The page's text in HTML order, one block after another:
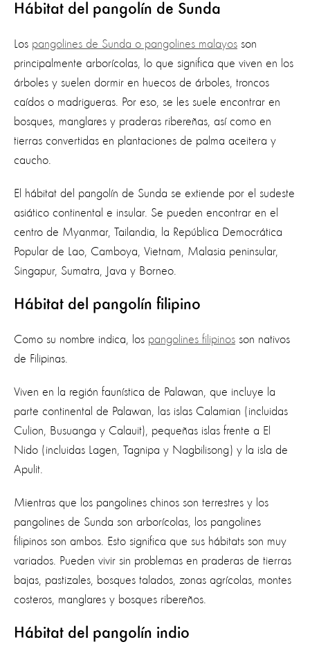
Hábitat del pangolín de Sunda
Los pangolines de Sunda o pangolines malayos son
principalmente arborícolas, lo que significa que viven en los
árboles y suelen dormir en huecos de árboles, troncos
caídos o madrigueras. Por eso, se les suele encontrar en
bosques, manglares y praderas ribereñas, así como en
tierras convertidas en plantaciones de palma aceitera y
caucho.
El hábitat del pangolín de Sunda se extiende por el sudeste
asiático continental e insular. Se pueden encontrar en el
centro de Myanmar, Tailandia, la República Democrática
Popular de Lao, Camboya, Vietnam, Malasia peninsular,
Singapur, Sumatra, Java y Borneo.
Hábitat del pangolín filipino
Como su nombre indica, los pangolines filipinos son nativos
de Filipinas.
Viven en la región faunística de Palawan, que incluye la
parte continental de Palawan, las islas Calamian (incluidas
Culion, Busuanga y Calauit), pequeñas islas frente a El
Nido (incluidas Lagen, Tagnipa y Nagbilisong) y la isla de
Apulit.
Mientras que los pangolines chinos son terrestres y los
pangolines de Sunda son arborícolas, los pangolines
filipinos son ambos. Esto significa que sus hábitats son muy
variados. Pueden vivir sin problemas en praderas de tierras
bajas, pastizales, bosques talados, zonas agrícolas, montes
costeros, manglares y bosques ribereños.
Hábitat del pangolín indio